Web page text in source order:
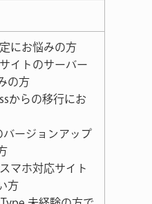
にお悩みの方
イトのサーバー
の方
からの移行にお
ージョンアップ
マホ対応サイト
方